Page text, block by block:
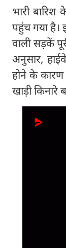
भारी
पहुंच गया है।
वाली सड़कें
अनुसार,
होने के कारण
खाड़ी